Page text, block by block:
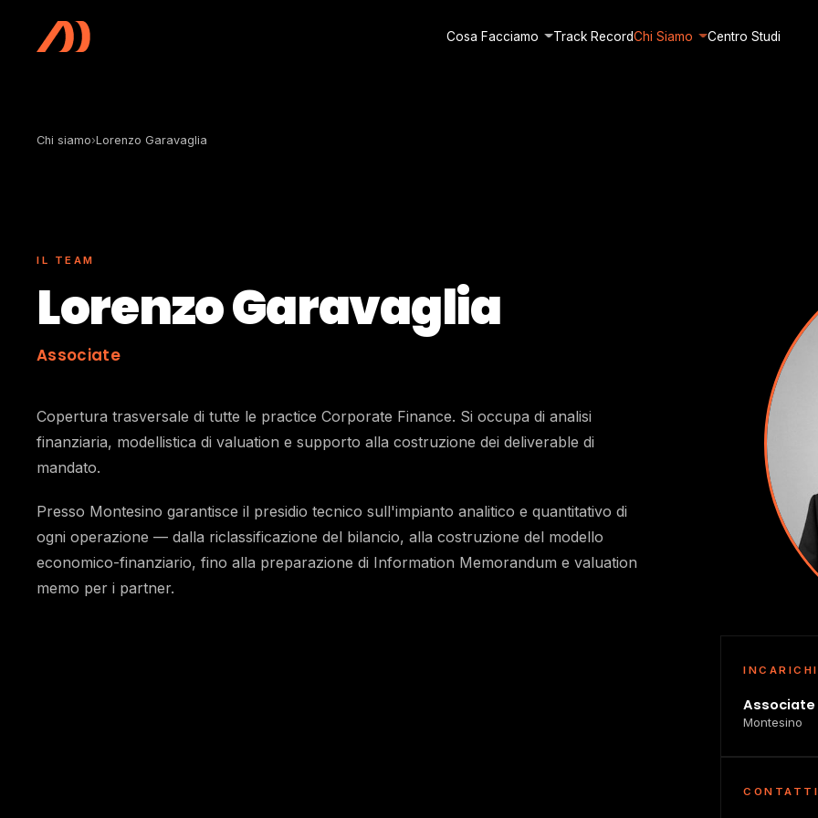
Cosa Facciamo Track RecordChi Siamo Centro Studi
Chi siamo›Lorenzo Garavaglia
IL TEAM
Lorenzo Garavaglia
Associate
Copertura trasversale di tutte le practice Corporate Finance. Si occupa di analisi
finanziaria, modellistica di valuation e supporto alla costruzione dei deliverable di
mandato.
Presso Montesino garantisce il presidio tecnico sull'impianto analitico e quantitativo di
ogni operazione — dalla riclassificazione del bilancio, alla costruzione del modello
economico-finanziario, fino alla preparazione di Information Memorandum e valuation
memo per i partner.
Associate
Montesino